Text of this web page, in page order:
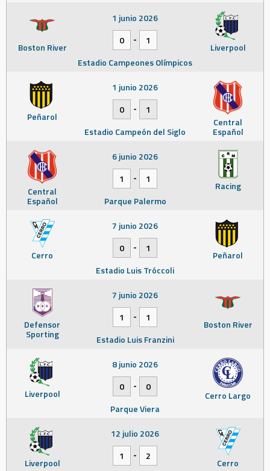
Boston River Liverpool
1 junio 2026
0
-
1
Estadio Campeones Olímpicos
Peñarol Central
Español
1 junio 2026
0
-
1
Estadio Campeón del Siglo
Central
Español
Racing
6 junio 2026
1
-
1
Parque Palermo
Cerro Peñarol
7 junio 2026
0
-
1
Estadio Luis Tróccoli
Defensor
Sporting
Boston River
7 junio 2026
1
-
1
Estadio Luis Franzini
Liverpool Cerro Largo
8 junio 2026
0
-
0
Parque Viera
Liverpool Cerro
12 julio 2026
1
-
2